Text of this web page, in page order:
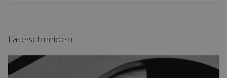
Laserschneiden